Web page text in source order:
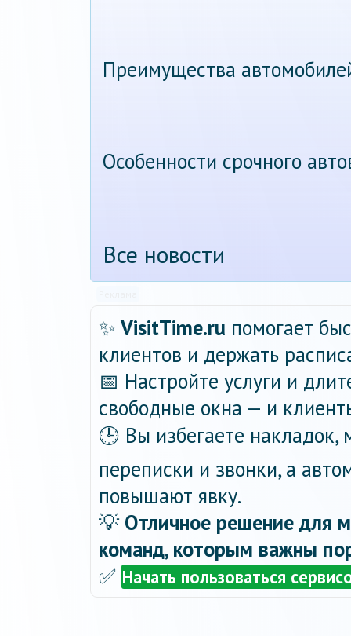
Преимущества
Особенности срочного
Все новости
✨ VisitTime.ru помогает
клиентов и держать
📅 Настройте услуги и
свободные окна — и
🕒 Вы избегаете
переписки и звонки, а
повышают явку.
💡 Отличное решение для
команд, которым важны
✅ Начать пользоваться